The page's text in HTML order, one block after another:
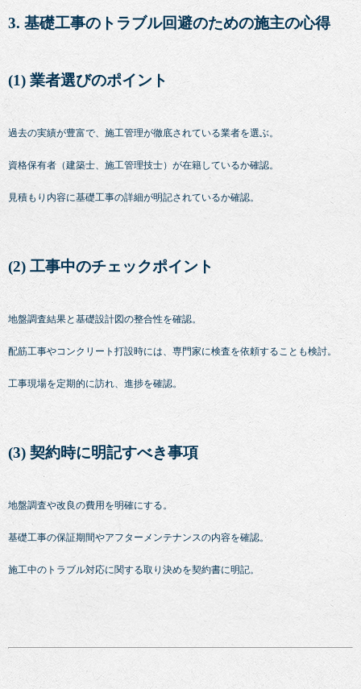
3. 基礎工事のトラブル回避のための施主の心得
(1) 業者選びのポイント
過去の実績が豊富で、施工管理が徹底されている業者を選ぶ。
資格保有者（建築士、施工管理技士）が在籍しているか確認。
見積もり内容に基礎工事の詳細が明記されているか確認。
(2) 工事中のチェックポイント
地盤調査結果と基礎設計図の整合性を確認。
配筋工事やコンクリート打設時には、専門家に検査を依頼することも検討。
工事現場を定期的に訪れ、進捗を確認。
(3) 契約時に明記すべき事項
地盤調査や改良の費用を明確にする。
基礎工事の保証期間やアフターメンテナンスの内容を確認。
施工中のトラブル対応に関する取り決めを契約書に明記。